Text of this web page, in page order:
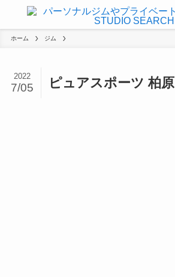
ホーム ジム
ピュアスポーツ 柏原
2022
7/05